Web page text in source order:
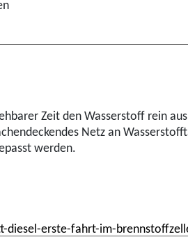
Zeit den Wasserstoff rein
Netz an
werden.
erste-fahrt-im-